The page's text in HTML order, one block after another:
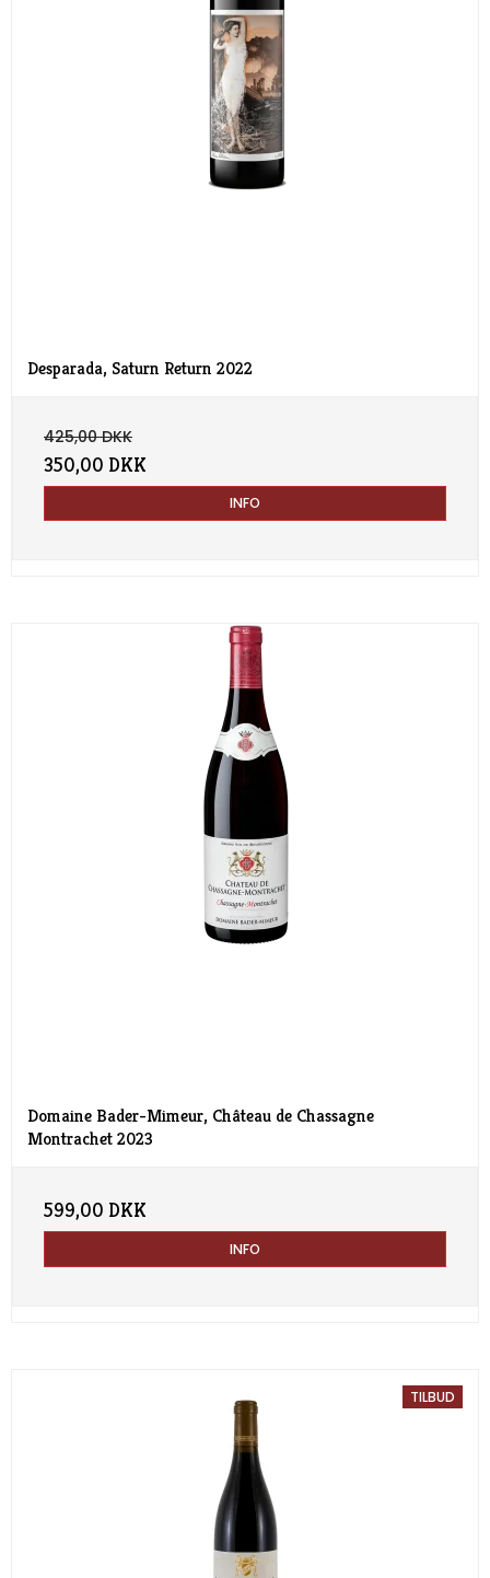
Desparada, Saturn Return 2022
425,00 DKK
350,00 DKK
INFO
Domaine Bader-Mimeur, Château de Chassagne
Montrachet 2023
599,00 DKK
INFO
TILBUD